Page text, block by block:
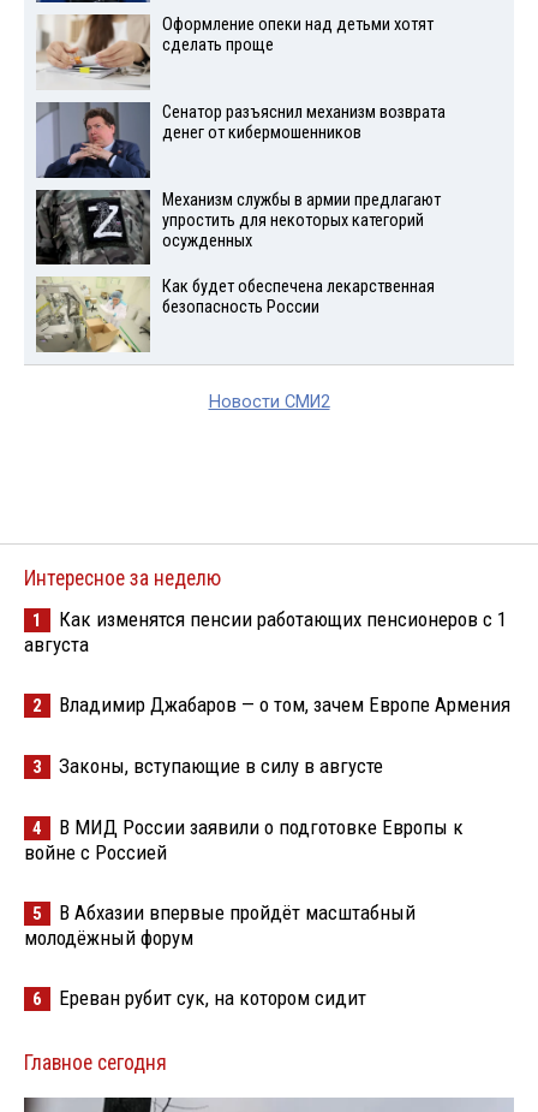
Оформление опеки над детьми хотят
сделать проще
Сенатор разъяснил механизм возврата
денег от кибермошенников
Механизм службы в армии предлагают
упростить для некоторых категорий
осужденных
Как будет обеспечена лекарственная
безопасность России
Новости СМИ2
Интересное за неделю
1
Как изменятся пенсии работающих пенсионеров с 1
августа
2 Владимир Джабаров — о том, зачем Европе Армения
3 Законы, вступающие в силу в августе
4
В МИД России заявили о подготовке Европы к
войне с Россией
5
В Абхазии впервые пройдёт масштабный
молодёжный форум
6 Ереван рубит сук, на котором сидит
Главное сегодня